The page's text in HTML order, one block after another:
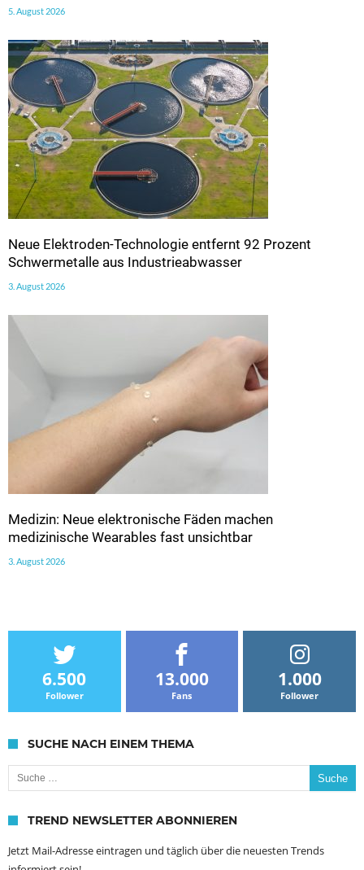
5. August 2026
Neue Elektroden-Technologie entfernt 92 Prozent
Schwermetalle aus Industrieabwasser
3. August 2026
Medizin: Neue elektronische Fäden machen
medizinische Wearables fast unsichtbar
3. August 2026
6.500
Follower
13.000
Fans
1.000
Follower
SUCHE NACH EINEM THEMA
Suche nach:
TREND NEWSLETTER ABONNIEREN
Jetzt Mail-Adresse eintragen und täglich über die neuesten Trends